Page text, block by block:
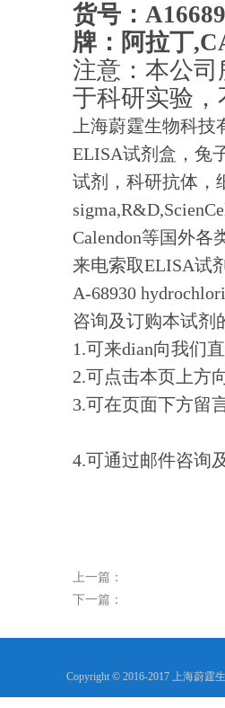
货号：
牌：阿拉丁
注意：本公
于科研实验
上海蔚霆生物科
ELISA试剂盒，兔
试剂，科研抗体，
Calendon等国外
来电索取ELISA试
A-68930
咨询及订购本试剂
1.可来dian向我们
2.可点击本页上方
3.可在页面下方留
4.可通过邮件咨询
上一篇：
下一篇：
Copyright © 2016-2017 上海蔚霆